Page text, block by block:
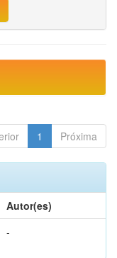
1 Próxima
Autor(es)
-